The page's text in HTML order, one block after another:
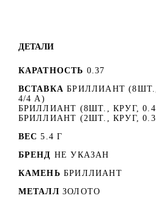
ДЕТАЛИ
КАРАТНОСТЬ 0.37
ВСТАВКА БРИЛЛИАНТ (8ШТ.,
4/4 А)
БРИЛЛИАНТ (8ШТ., КРУГ, 0.4
БРИЛЛИАНТ (2ШТ., КРУГ,
ВЕС 5.4 Г
БРЕНД НЕ УКАЗАН
КАМЕНЬ БРИЛЛИАНТ
МЕТАЛЛ ЗОЛОТО